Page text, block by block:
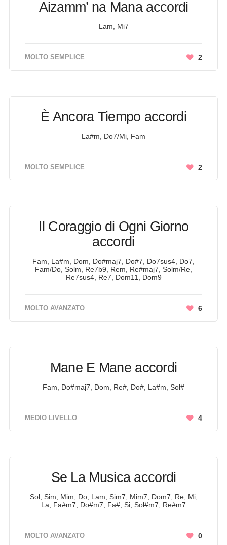
Aizamm’ na Mana accordi
Lam, Mi7
MOLTO SEMPLICE 2
È Ancora Tiempo accordi
La#m, Do7/Mi, Fam
MOLTO SEMPLICE 2
Il Coraggio di Ogni Giorno
accordi
Fam, La#m, Dom, Do#maj7, Do#7, Do7sus4, Do7,
Fam/Do, Solm, Re7b9, Rem, Re#maj7, Solm/Re,
Re7sus4, Re7, Dom11, Dom9
MOLTO AVANZATO 6
Mane E Mane accordi
Fam, Do#maj7, Dom, Re#, Do#, La#m, Sol#
MEDIO LIVELLO 4
Se La Musica accordi
Sol, Sim, Mim, Do, Lam, Sim7, Mim7, Dom7, Re, Mi,
La, Fa#m7, Do#m7, Fa#, Si, Sol#m7, Re#m7
MOLTO AVANZATO 0